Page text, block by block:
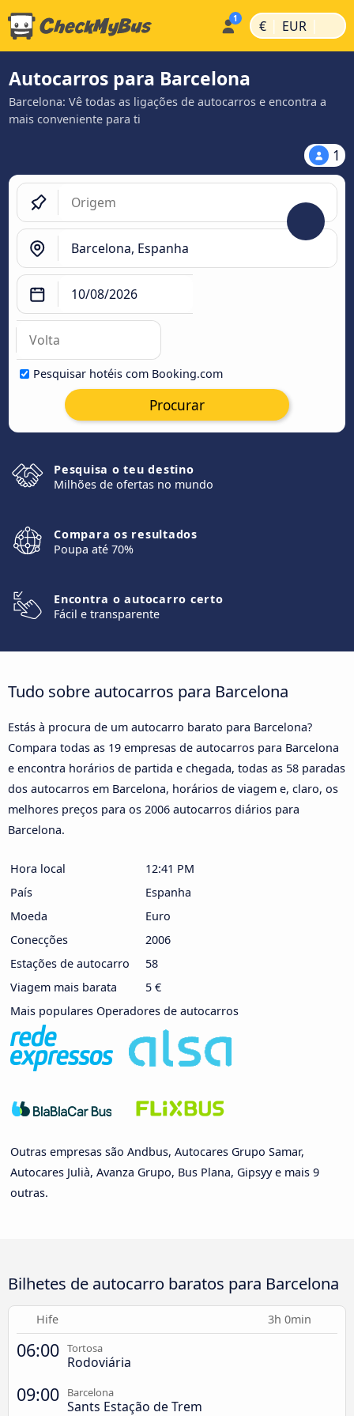
€ | EUR |
Autocarros para Barcelona
Barcelona: Vê todas as ligações de autocarros e encontra a
mais conveniente para ti
1
Pesquisar hotéis com Booking.com
Procurar
Pesquisa o teu destino
Milhões de ofertas no mundo
Compara os resultados
Poupa até 70%
Encontra o autocarro certo
Fácil e transparente
Tudo sobre autocarros para Barcelona
Estás à procura de um autocarro barato para Barcelona?
Compara todas as 19 empresas de autocarros para Barcelona
e encontra horários de partida e chegada, todas as 58 paradas
dos autocarros em Barcelona, horários de viagem e, claro, os
melhores preços para os 2006 autocarros diários para
Barcelona.
Hora local
12:41 PM
País
Espanha
Moeda
Euro
Conecções
2006
Estações de autocarro
58
Viagem mais barata
5 €
Mais populares Operadores de autocarros
Outras empresas são Andbus, Autocares Grupo Samar,
Autocares Julià, Avanza Grupo, Bus Plana, Gipsyy e mais 9
outras.
Bilhetes de autocarro baratos para Barcelona
Hife 3h 0min
06:00 Tortosa
Rodoviária
09:00 Barcelona
Sants Estação de Trem